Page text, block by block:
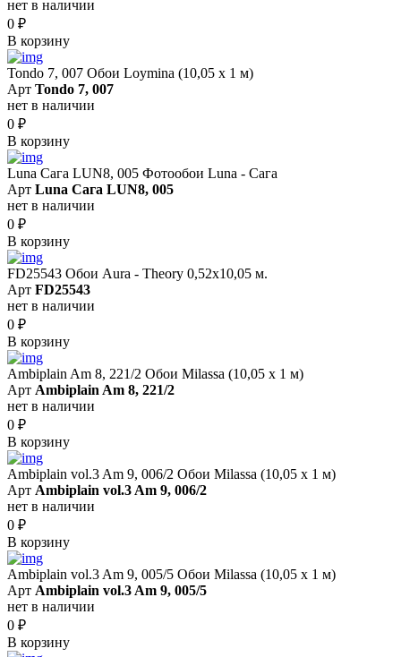
нет в наличии
0 ₽
В корзину
Tondo 7, 007 Обои Loymina (10,05 х 1 м)
Арт Tondo 7, 007
нет в наличии
0 ₽
В корзину
Luna Сага LUN8, 005 Фотообои Luna - Сага
Арт Luna Сага LUN8, 005
нет в наличии
0 ₽
В корзину
FD25543 Обои Aura - Theory 0,52x10,05 м.
Арт FD25543
нет в наличии
0 ₽
В корзину
Ambiplain Am 8, 221/2 Обои Milassa (10,05 х 1 м)
Арт Ambiplain Am 8, 221/2
нет в наличии
0 ₽
В корзину
Ambiplain vol.3 Am 9, 006/2 Обои Milassa (10,05 х 1 м)
Арт Ambiplain vol.3 Am 9, 006/2
нет в наличии
0 ₽
В корзину
Ambiplain vol.3 Am 9, 005/5 Обои Milassa (10,05 х 1 м)
Арт Ambiplain vol.3 Am 9, 005/5
нет в наличии
0 ₽
В корзину